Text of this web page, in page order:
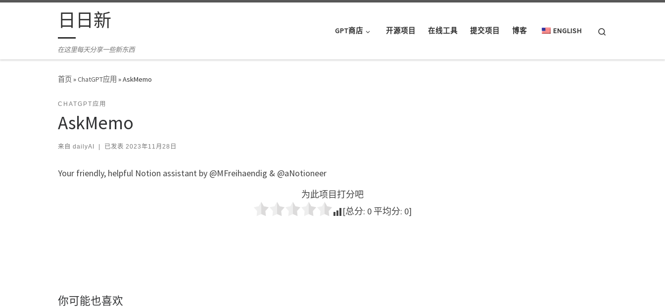
Skip to content日日新
在这里每天分享一些新东西
GPT商店 开源项目 在线工具 提交项目 博客 ENGLISH
首页»ChatGPT应用 »AskMemo
CHATGPT应用
AskMemo
来自 dailyAI 已发表 2023年11月28日
Your friendly, helpful Notion assistant by @MFreihaendig & @aNotioneer
为此项目打分吧
[总分: 0 平均分: 0]
你可能也喜欢